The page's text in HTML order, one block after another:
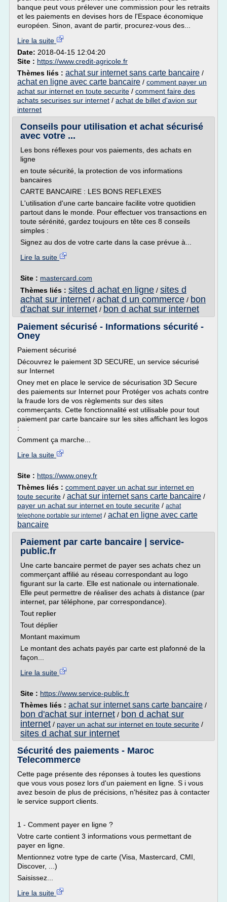
banque peut vous prélever une commission pour les retraits
et les paiements en devises hors de l'Espace économique
européen. Sinon, avant de partir, procurez-vous des...
Lire la suite
Date: 2018-04-15 12:04:20
Site : https://www.credit-agricole.fr
Thèmes liés : achat sur internet sans carte bancaire /
achat en ligne avec carte bancaire / comment payer un
achat sur internet en toute securite / comment faire des
achats securises sur internet / achat de billet d'avion sur
internet
Conseils pour utilisation et achat sécurisé
avec votre ...
Les bons réflexes pour vos paiements, des achats en
ligne
en toute sécurité, la protection de vos informations
bancaires
CARTE BANCAIRE : LES BONS REFLEXES
L'utilisation d'une carte bancaire facilite votre quotidien
partout dans le monde. Pour effectuer vos transactions en
toute sérénité, gardez toujours en tête ces 8 conseils
simples :
Signez au dos de votre carte dans la case prévue à...
Lire la suite
Site : mastercard.com
Thèmes liés : sites d achat en ligne / sites d
achat sur internet / achat d un commerce / bon
d'achat sur internet / bon d achat sur internet
Paiement sécurisé - Informations sécurité -
Oney
Paiement sécurisé
Découvrez le paiement 3D SECURE, un service sécurisé
sur Internet
Oney met en place le service de sécurisation 3D Secure
des paiements sur Internet pour Protéger vos achats contre
la fraude lors de vos règlements sur des sites
commerçants. Cette fonctionnalité est utilisable pour tout
paiement par carte bancaire sur les sites affichant les logos
:
Comment ça marche...
Lire la suite
Site : https://www.oney.fr
Thèmes liés : comment payer un achat sur internet en
toute securite / achat sur internet sans carte bancaire /
payer un achat sur internet en toute securite / achat
telephone portable sur internet/ achat en ligne avec carte
bancaire
Paiement par carte bancaire | service-
public.fr
Une carte bancaire permet de payer ses achats chez un
commerçant affilié au réseau correspondant au logo
figurant sur la carte. Elle est nationale ou internationale.
Elle peut permettre de réaliser des achats à distance (par
internet, par téléphone, par correspondance).
Tout replier
Tout déplier
Montant maximum
Le montant des achats payés par carte est plafonné de la
façon...
Lire la suite
Site : https://www.service-public.fr
Thèmes liés : achat sur internet sans carte bancaire /
bon d'achat sur internet / bon d achat sur
internet / payer un achat sur internet en toute securite /
sites d achat sur internet
Sécurité des paiements - Maroc
Telecommerce
Cette page présente des réponses à toutes les questions
que vous vous posez lors d'un paiement en ligne. S i vous
avez besoin de plus de précisions, n'hésitez pas à contacter
le service support clients.
1 - Comment payer en ligne ?
Votre carte contient 3 informations vous permettant de
payer en ligne.
Mentionnez votre type de carte (Visa, Mastercard, CMI,
Discover, ...)
Saisissez...
Lire la suite